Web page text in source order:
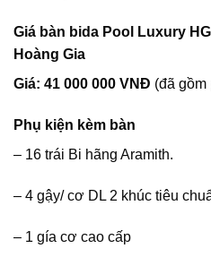
Giá bàn bida Pool Luxury
Hoàng Gia
Giá: 41 000 000 VNĐ (đã gồm
Phụ kiện kèm bàn
– 16 trái Bi hãng Aramith.
– 4 gậy/ cơ DL 2 khúc tiêu
– 1 gía cơ cao cấp